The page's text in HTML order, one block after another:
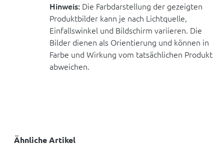
Hinweis: Die Farbdarstellung der gezeigten
Produktbilder kann je nach Lichtquelle,
Einfallswinkel und Bildschirm variieren. Die
Bilder dienen als Orientierung und können in
Farbe und Wirkung vom tatsächlichen Produkt
abweichen.
Ähnliche Artikel